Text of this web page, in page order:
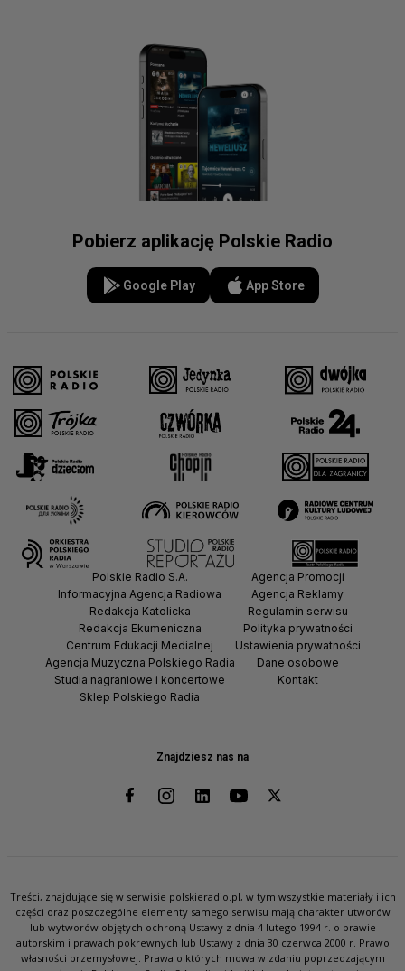
Pobierz aplikację Polskie Radio
Google Play App Store
Znajdziesz nas na
Polskie Radio S.A.
Informacyjna Agencja Radiowa
Redakcja Katolicka
Redakcja Ekumeniczna
Centrum Edukacji Medialnej
Agencja Muzyczna Polskiego Radia
Studia nagraniowe i koncertowe
Sklep Polskiego Radia
Agencja Promocji
Agencja Reklamy
Regulamin serwisu
Polityka prywatności
Ustawienia prywatności
Dane osobowe
Kontakt
Treści, znajdujące się w serwisie polskieradio.pl, w tym wszystkie materiały i ich
części oraz poszczególne elementy samego serwisu mają charakter utworów
lub wytworów objętych ochroną Ustawy z dnia 4 lutego 1994 r. o prawie
autorskim i prawach pokrewnych lub Ustawy z dnia 30 czerwca 2000 r. Prawo
własności przemysłowej. Prawa o których mowa w zdaniu poprzedzającym